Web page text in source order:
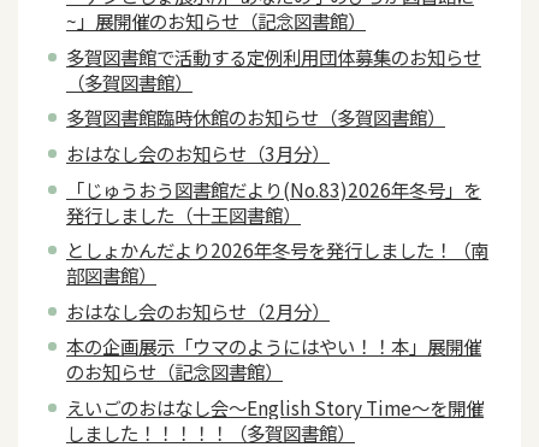
~」展開催のお知らせ（記念図書館）
多賀図書館で活動する定例利用団体募集のお知らせ
（多賀図書館）
多賀図書館臨時休館のお知らせ（多賀図書館）
おはなし会のお知らせ（3月分）
「じゅうおう図書館だより(No.83)2026年冬号」を
発行しました（十王図書館）
としょかんだより2026年冬号を発行しました！（南
部図書館）
おはなし会のお知らせ（2月分）
本の企画展示「ウマのようにはやい！！本」展開催
のお知らせ（記念図書館）
えいごのおはなし会～English Story Time～を開催
しました！！！！！（多賀図書館）